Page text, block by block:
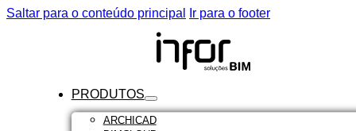
Saltar para o conteúdo principal Ir para o footer
PRODUTOS
ARCHICAD